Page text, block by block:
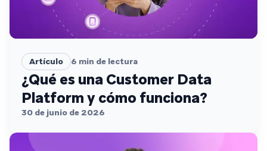
Artículo 6 min de lectura
¿Qué es una Customer Data
Platform y cómo funciona?
30 de junio de 2026